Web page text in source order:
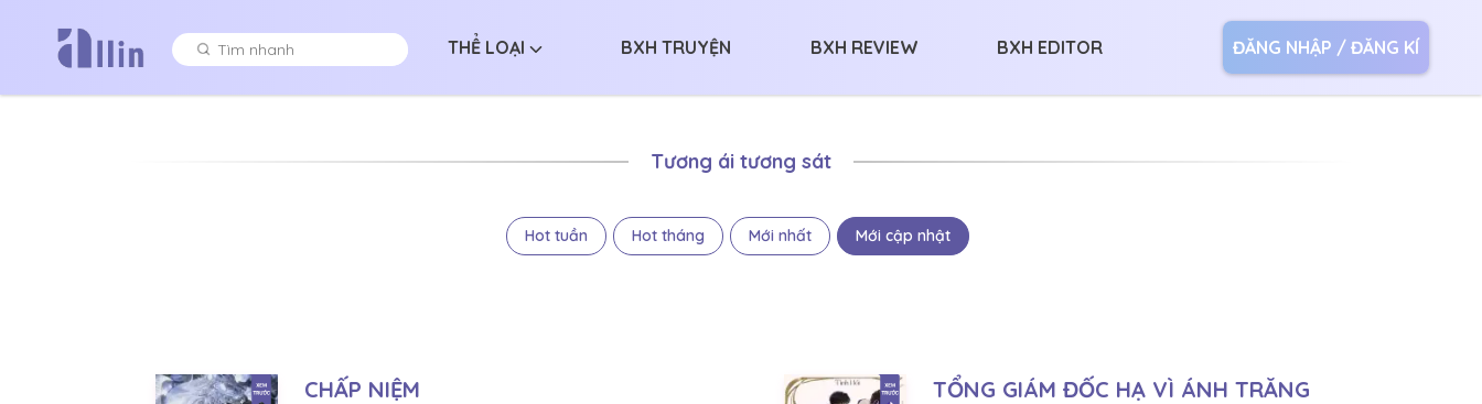
THỂ LOẠI BXH TRUYỆN BXH REVIEW BXH EDITOR ĐĂNG NHẬP / ĐĂNG KÍ
Tương ái tương sát
Hot tuần Hot tháng Mới nhất Mới cập nhật
CHẤP NIỆM
TỔNG GIÁM ĐỐC HẠ VÌ ÁNH TRĂNG